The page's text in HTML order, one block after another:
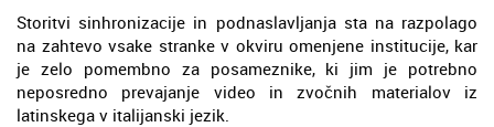
Storitvi sinhronizacije in podnaslavljanja sta na razpolago
na zahtevo vsake stranke v okviru omenjene institucije, kar
je zelo pomembno za posameznike, ki jim je potrebno
neposredno prevajanje video in zvočnih materialov iz
latinskega v italijanski jezik.